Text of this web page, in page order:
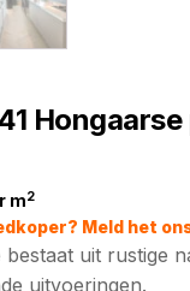
m2
Meld het
bestaat uit rustige
uitvoeringen.